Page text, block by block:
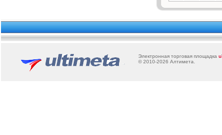
Электронная торговая площадка u
© 2010-2026 Алтимета